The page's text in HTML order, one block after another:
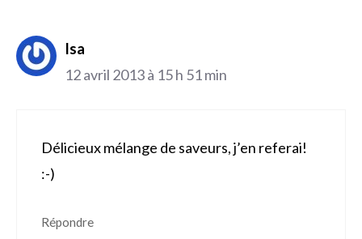
Isa
12 avril 2013 à 15 h 51 min
Délicieux mélange de saveurs, j’en referai!
:-)
Répondre